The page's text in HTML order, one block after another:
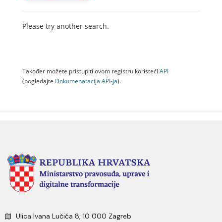
Please try another search.
Također možete pristupiti ovom registru koristeći API
(pogledajte Dokumenаtаcijа API-jа).